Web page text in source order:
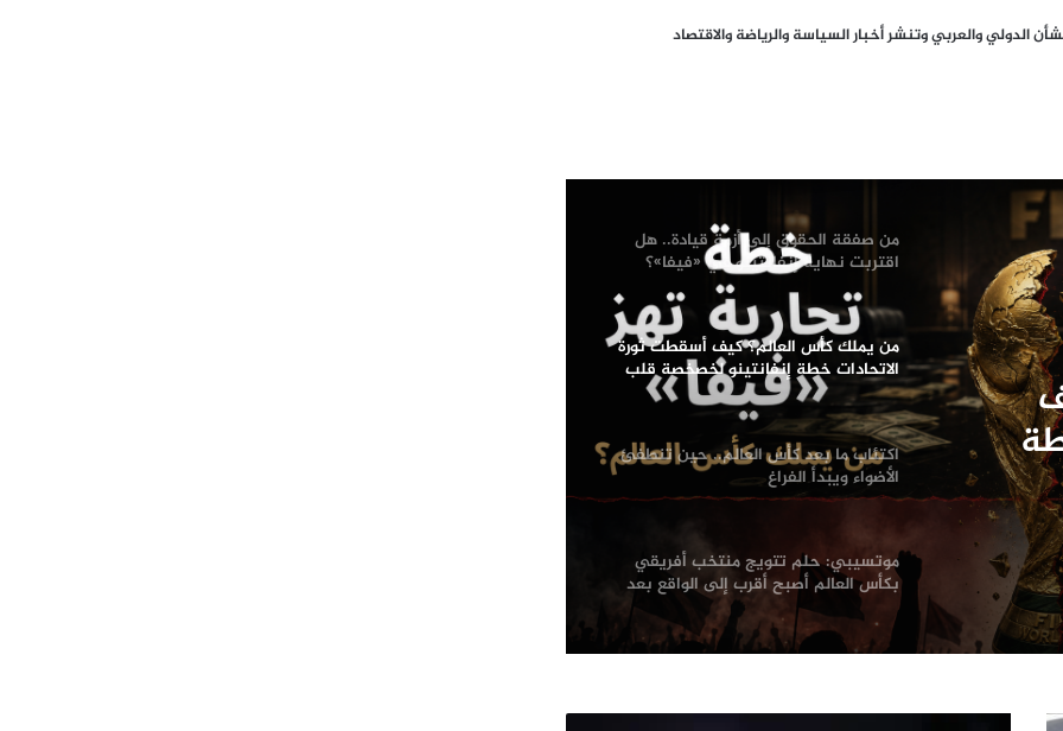
الدولي والعربي وتنشر أخبار السياسة والرياضة والاقتصاد
حين
غرامة بـ2.3 مليون دولار على الاتحاد
المكسيكي لكرة القدم بسبب مخالفات في
من يملك كأس العالم؟ كيف أسقطت ثورة
الاتحادات خطة إنفانتينو لخصخصة قلب
“فيفا”
اكتئاب ما بعد كأس العالم.. حين تنطفئ
الأضواء ويبدأ الفراغ
موتسيبي: حلم تتويج منتخب أفريقي
بكأس العالم أصبح أقرب إلى الواقع بعد
مونديال 2026
بين الصفقات والضجيج.. ريال مدريد يشعل
ميركاتو 2026 والشائعات تلاحق تحركاته
الخرطوم